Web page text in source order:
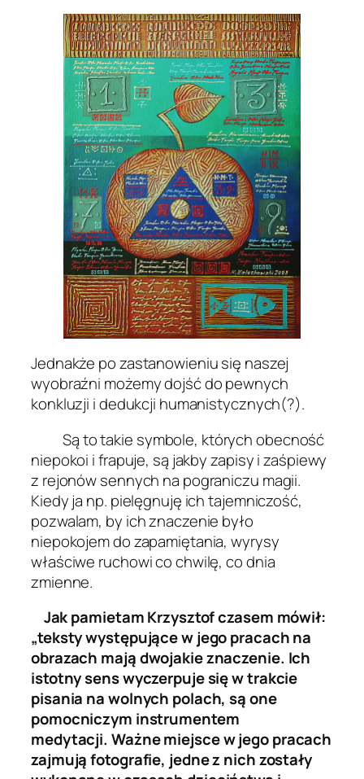
Jednakże po zastanowieniu się naszej
wyobraźni możemy dojść do pewnych
konkluzji i dedukcji humanistycznych(?).
Są to takie symbole, których obecność
niepokoi i frapuje, są jakby zapisy i zaśpiewy
z rejonów sennych na pograniczu magii.
Kiedy ja np. pielęgnuję ich tajemniczość,
pozwalam, by ich znaczenie było
niepokojem do zapamiętania, wyrysy
właściwe ruchowi co chwilę, co dnia
zmienne.
Jak pamietam Krzysztof czasem mówił:
„teksty występujące w jego pracach na
obrazach mają dwojakie znaczenie. Ich
istotny sens wyczerpuje się w trakcie
pisania na wolnych polach, są one
pomocniczym instrumentem
medytacji. Ważne miejsce w jego pracach
zajmują fotografie, jedne z nich zostały